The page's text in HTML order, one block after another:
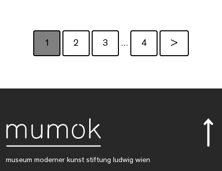
1 2 3 … 4 >
museum moderner kunst stiftung ludwig wien